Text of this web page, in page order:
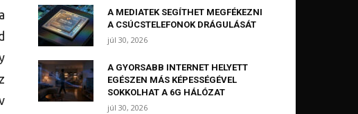
A MEDIATEK SEGÍTHET MEGFÉKEZNI
A CSÚCSTELEFONOK DRÁGULÁSÁT
júl 30, 2026
A GYORSABB INTERNET HELYETT
EGÉSZEN MÁS KÉPESSÉGÉVEL
SOKKOLHAT A 6G HÁLÓZAT
júl 30, 2026